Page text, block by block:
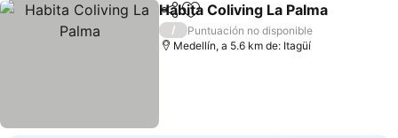
CompartirAgregar a favoritos
Habita Coliving La Palma
/
Puntuación no disponible
Medellín, a 5.6 km de: Itagüí